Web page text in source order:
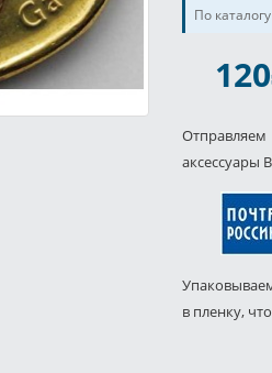
По каталогу
120
аксессуары
в пленку,